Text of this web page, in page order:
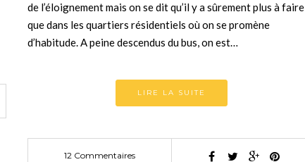
de l’éloignement mais on se dit qu’il y a sûrement plus à faire
que dans les quartiers résidentiels où on se promène
d’habitude. A peine descendus du bus, on est…
LIRE LA SUITE
12 Commentaires